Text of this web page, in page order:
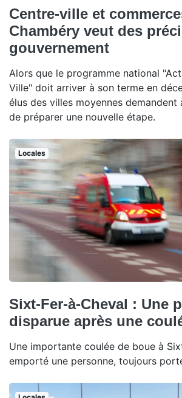
Centre-ville et
Chambéry veut des
gouvernement
Alors que le programme national
Ville" doit arriver à son terme en
élus des villes moyennes demandent
de préparer une nouvelle étape.
Locales
Sixt-Fer-à-Cheval : Une
disparue après une
Une importante coulée de boue à
emporté une personne, toujours